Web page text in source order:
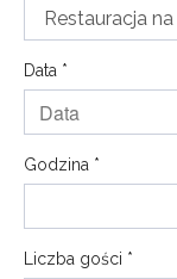
Data *
Godzina *
Liczba gości *